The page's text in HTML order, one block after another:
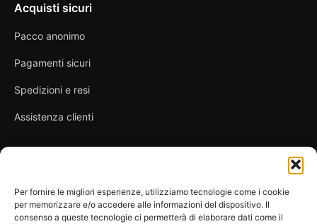
Per fornire le migliori esperienze, utilizziamo tecnologie come i cookie
per memorizzare e/o accedere alle informazioni del dispositivo. Il
consenso a queste tecnologie ci permetterà di elaborare dati come il
Acquisti sicuri
Pacco anonimo
Pagamenti sicuri
Spedizioni e resi
Assistenza clienti
Privacy Policy